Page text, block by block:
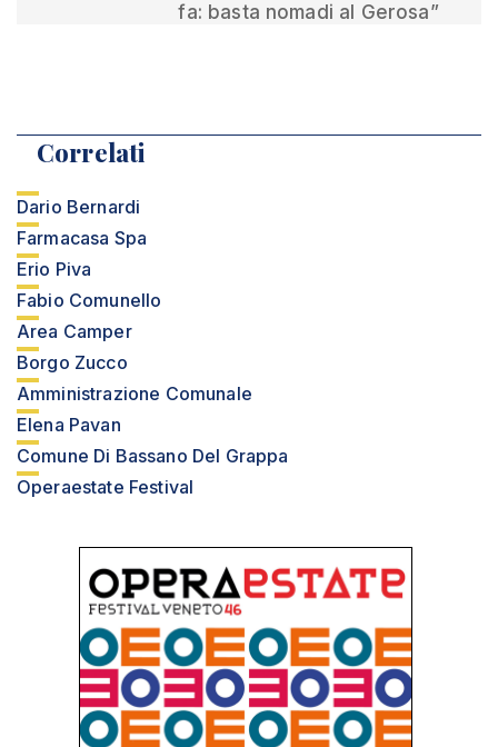
fa: basta nomadi al Gerosa”
Correlati
Dario Bernardi
Farmacasa Spa
Erio Piva
Fabio Comunello
Area Camper
Borgo Zucco
Amministrazione Comunale
Elena Pavan
Comune Di Bassano Del Grappa
Operaestate Festival